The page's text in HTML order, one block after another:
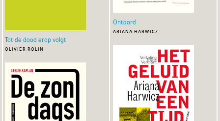
Tot de dood erop volgt
olivier rolin
Ontaard
ariana harwicz